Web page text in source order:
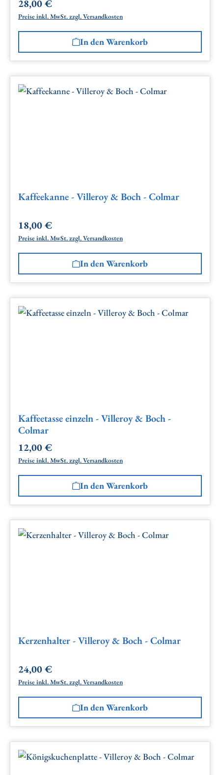
Regulärer Preis:
28,00 €
Preise inkl. MwSt. zzgl. Versandkosten
In den Warenkorb
Kaffeekanne - Villeroy & Boch - Colmar
Regulärer Preis:
18,00 €
Preise inkl. MwSt. zzgl. Versandkosten
In den Warenkorb
Kaffeetasse einzeln - Villeroy & Boch -
Colmar
Regulärer Preis:
12,00 €
Preise inkl. MwSt. zzgl. Versandkosten
In den Warenkorb
Kerzenhalter - Villeroy & Boch - Colmar
Regulärer Preis:
24,00 €
Preise inkl. MwSt. zzgl. Versandkosten
In den Warenkorb